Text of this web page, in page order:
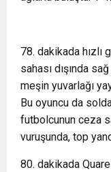
78. dakikada hızlı
sahası dışında
meşin yuvarlağı
Bu oyuncu da
futbolcunun ceza
vuruşunda, top
80. dakikada